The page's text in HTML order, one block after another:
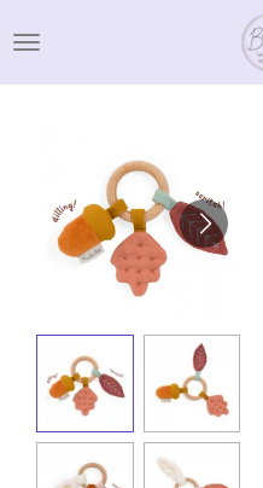
direct
naar